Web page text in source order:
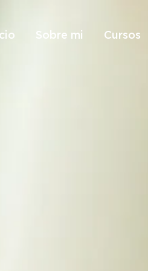
Sobre mi Cursos